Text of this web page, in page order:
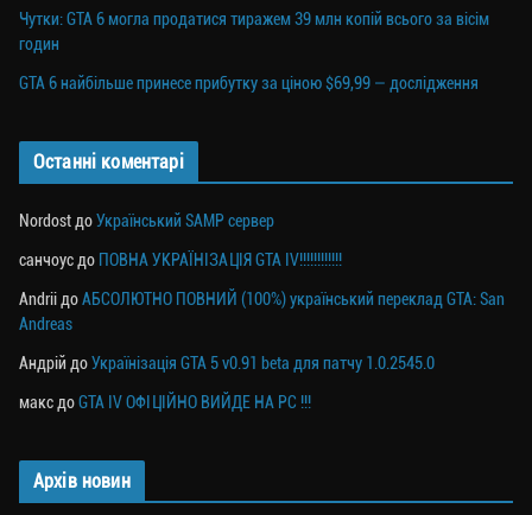
Чутки: GTA 6 могла продатися тиражем 39 млн копій всього за вісім
годин
GTA 6 найбільше принесе прибутку за ціною $69,99 — дослідження
Останні коментарі
Nordost доУкраїнський SAMP сервер
санчоус до ПОВНА УКРАЇНІЗАЦІЯ GTA IV!!!!!!!!!!!!
Andrii доАБСОЛЮТНО ПОВНИЙ (100%) український переклад GTA: San
Andreas
Андрій доУкраїнізація GTA 5 v0.91 beta для патчу 1.0.2545.0
макс доGTA IV ОФІЦІЙНО ВИЙДЕ НА PC !!!
Архів новин